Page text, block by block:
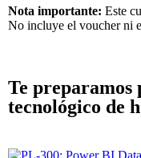
Nota importante: Este
No incluye el voucher ni
Te preparamos
tecnológico de